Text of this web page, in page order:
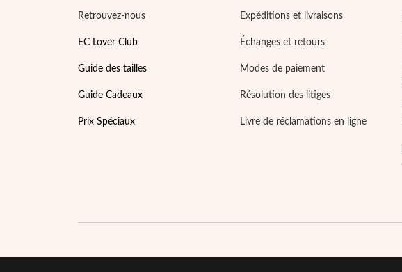
Retrouvez-nous
EC Lover Club
Guide des tailles
Guide Cadeaux
Prix Spéciaux
Expéditions et livraisons
Échanges et retours
Modes de paiement
Résolution des litiges
Livre de réclamations en ligne